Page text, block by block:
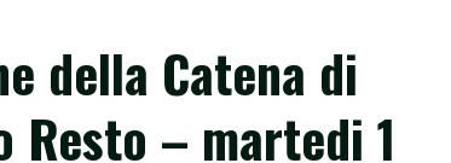
della Catena di
Resto – martedi 1